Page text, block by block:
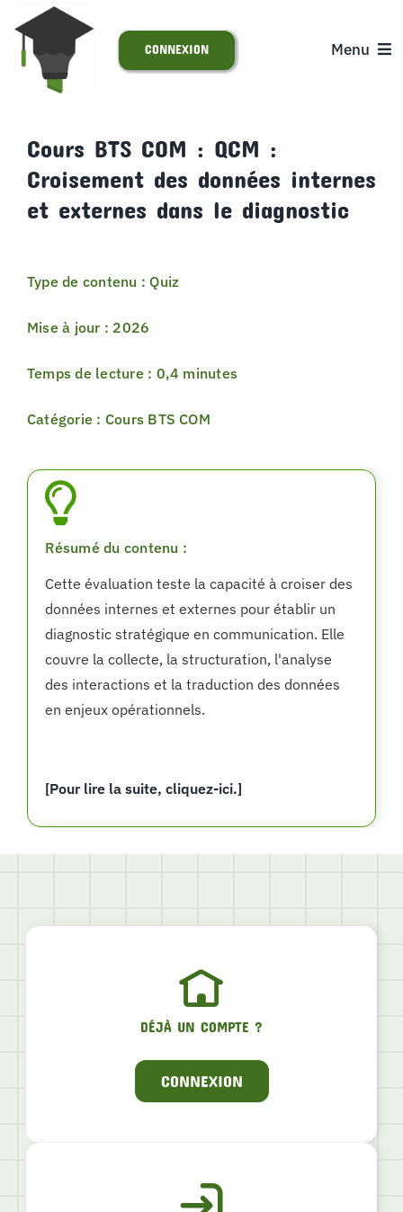
Passer
contenu
Menu
S’INSCRIRE
SUPPORT
CONNEXION
Cours BTS COM : QCM :
Croisement des données internes
et externes dans le diagnostic
Type de contenu : Quiz
Mise à jour : 2026
Temps de lecture : 0,4 minutes
Catégorie : Cours BTS COM
Résumé du contenu :
Cette évaluation teste la capacité à croiser des
données internes et externes pour établir un
diagnostic stratégique en communication. Elle
couvre la collecte, la structuration, l'analyse
des interactions et la traduction des données
en enjeux opérationnels.
[Pour lire la suite, cliquez-ici.]
DÉJÀ UN COMPTE ?
CONNEXION